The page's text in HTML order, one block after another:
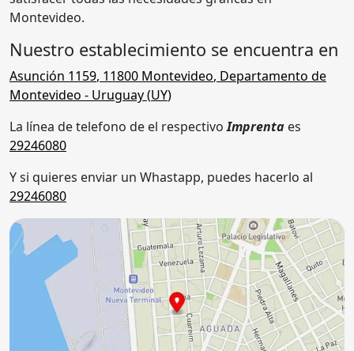
Montevideo.
Nuestro establecimiento se encuentra en
Asunción 1159, 11800 Montevideo, Departamento de
Montevideo - Uruguay (UY)
La línea de telefono de el respectivoImprenta es
29246080
Y si quieres enviar un Whastapp, puedes hacerlo al
29246080